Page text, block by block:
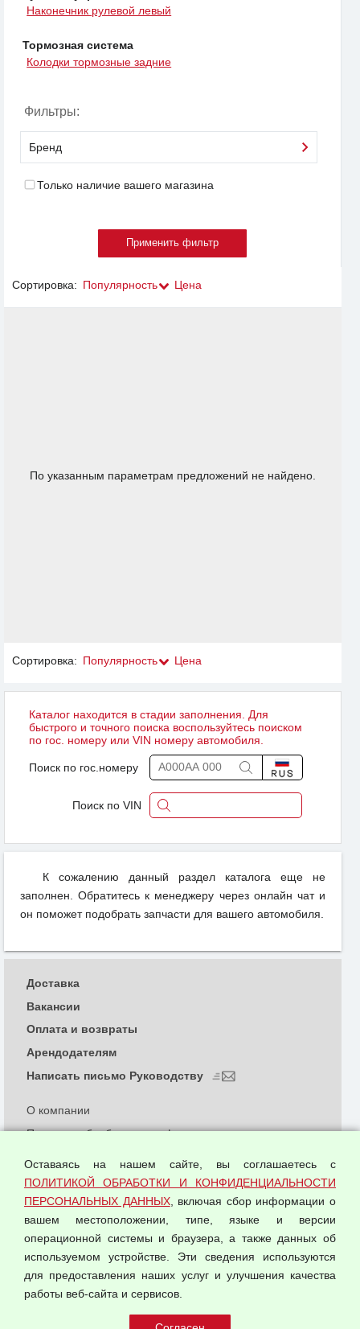
Наконечник рулевой левый
Тормозная система
Колодки тормозные задние
Фильтры:
Бренд
Только наличие вашего магазина
Сортировка: Популярность Цена
По указанным параметрам предложений не найдено.
Сортировка: Популярность Цена
Каталог находится в стадии заполнения. Для
быстрого и точного поиска воспользуйтесь поиском
по гос. номеру или VIN номеру автомобиля.
Поиск по гос.номеру
Поиск по VIN
К сожалению данный раздел каталога еще не
заполнен. Обратитесь к менеджеру через онлайн чат и
он поможет подобрать запчасти для вашего автомобиля.
© 2026 ООО "Феникс"
О компании
Политика обработки и конфиденциальности
Согласием на обработку персональных данных
Оферта оптовой купли-продажи
Публичная оферта
Доставка
Вакансии
Оплата и возвраты
Арендодателям
Написать письмо Руководству
Оставаясь на нашем сайте, вы соглашаетесь с
ПОЛИТИКОЙ ОБРАБОТКИ И КОНФИДЕНЦИАЛЬНОСТИ
ПЕРСОНАЛЬНЫХ ДАННЫХ, включая сбор информации о
вашем местоположении, типе, языке и версии
операционной системы и браузера, а также данных об
используемом устройстве. Эти сведения используются
для предоставления наших услуг и улучшения качества
работы веб-сайта и сервисов.